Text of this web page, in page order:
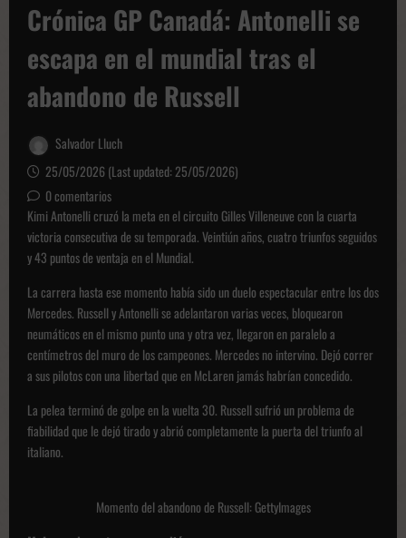
Crónica GP Canadá: Antonelli se
escapa en el mundial tras el
abandono de Russell
Salvador Lluch
25/05/2026 (Last updated: 25/05/2026)
0 comentarios
Kimi Antonelli cruzó la meta en el circuito Gilles Villeneuve con la cuarta
victoria consecutiva de su temporada. Veintiún años, cuatro triunfos seguidos
y 43 puntos de ventaja en el Mundial.
La carrera hasta ese momento había sido un duelo espectacular entre los dos
Mercedes. Russell y Antonelli se adelantaron varias veces, bloquearon
neumáticos en el mismo punto una y otra vez, llegaron en paralelo a
centímetros del muro de los campeones. Mercedes no intervino. Dejó correr
a sus pilotos con una libertad que en McLaren jamás habrían concedido.
La pelea terminó de golpe en la vuelta 30. Russell sufrió un problema de
fiabilidad que le dejó tirado y abrió completamente la puerta del triunfo al
italiano.
Momento del abandono de Russell: GettyImages